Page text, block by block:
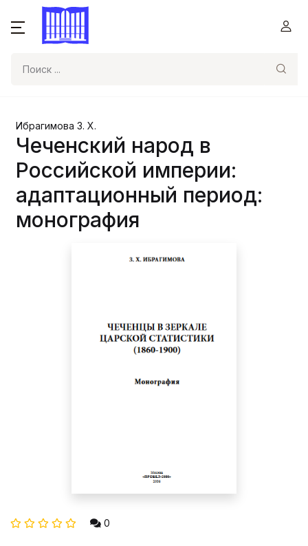
Ибрагимова З. Х.
Чеченский народ в
Российской империи:
адаптационный период:
монография
0